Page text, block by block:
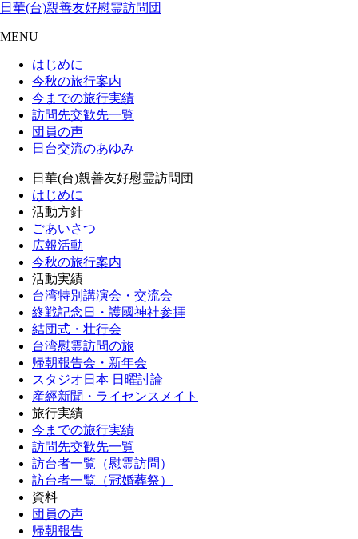
日華(台)親善友好慰霊訪問団
MENU
はじめに
今秋の旅行案内
今までの旅行実績
訪問先交歓先一覧
団員の声
日台交流のあゆみ
日華(台)親善友好慰霊訪問団
はじめに
活動方針
ごあいさつ
広報活動
今秋の旅行案内
活動実績
台湾特別講演会・交流会
終戦記念日・護國神社参拝
結団式・壮行会
台湾慰霊訪問の旅
帰朝報告会・新年会
スタジオ日本 日曜討論
産經新聞・ライセンスメイト
旅行実績
今までの旅行実績
訪問先交歓先一覧
訪台者一覧（慰霊訪問）
訪台者一覧（冠婚葬祭）
資料
団員の声
帰朝報告